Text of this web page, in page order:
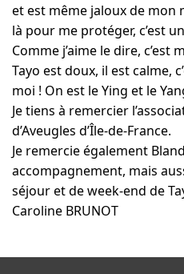
et est même jaloux de
là pour me protéger, c’est
Comme j’aime le dire, c’est
Tayo est doux, il est calme,
moi ! On est le Ying et le
Je tiens à remercier
d’Aveugles d’Île-de-France.
Je remercie également
accompagnement, mais
séjour et de week-end de
Caroline BRUNOT